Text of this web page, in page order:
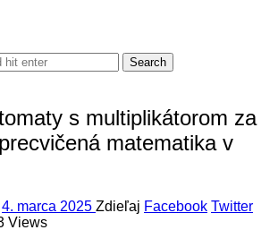
s multiplikátorom za
matematika v
4. marca 2025 Zdieľaj Facebook Twitter
Views